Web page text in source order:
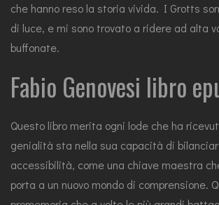
che hanno reso la storia vivida. I Grotts
di luce, e mi sono trovato a ridere ad alta
buffonate.
Fabio Genovesi libro
Questo libro merita ogni lode che ha
genialità sta nella sua capacità di
accessibilità, come una chiave maestra
porta a un nuovo mondo di comprensione.